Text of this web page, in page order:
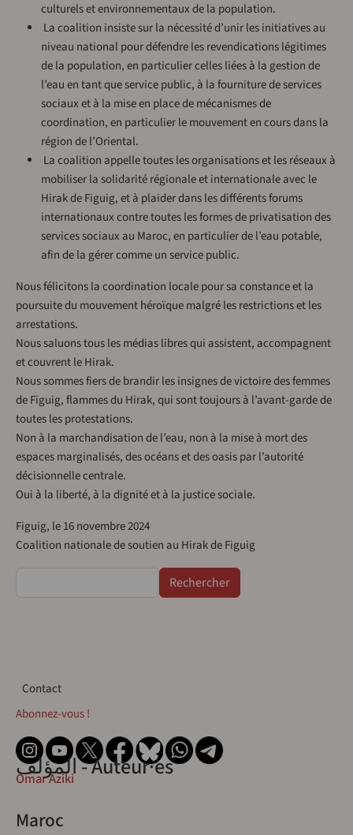
culturels et environnementaux de la population.
­ La coalition insiste sur la nécessité d’unir les initiatives au
niveau national pour défendre les revendications légitimes
de la population, en particulier celles liées à la gestion de
l’eau en tant que service public, à la fourniture de services
sociaux et à la mise en place de mécanismes de
coordination, en particulier le mouvement en cours dans la
région de l’Oriental.
­ La coalition appelle toutes les organisations et les réseaux à
mobiliser la solidarité régionale et internationale avec le
Hirak de Figuig, et à plaider dans les différents forums
internationaux contre toutes les formes de privatisation des
services sociaux au Maroc, en particulier de l’eau potable,
afin de la gérer comme un service public.
Nous félicitons la coordination locale pour sa constance et la
poursuite du mouvement héroïque malgré les restrictions et les
arrestations.
Nous saluons tous les médias libres qui assistent, accompagnent
et couvrent le Hirak.
Nous sommes fiers de brandir les insignes de victoire des femmes
de Figuig, flammes du Hirak, qui sont toujours à l’avant-garde de
toutes les protestations.
Non à la marchandisation de l’eau, non à la mise à mort des
espaces marginalisés, des océans et des oasis par l’autorité
décisionnelle centrale.
Oui à la liberté, à la dignité et à la justice sociale.
Figuig, le 16 novembre 2024
Coalition nationale de soutien au Hirak de Figuig
Contact
Contact
Abonnez-vous !
المؤلف - Auteur·esOmar Aziki
Maroc